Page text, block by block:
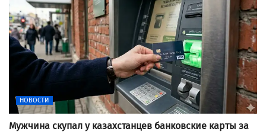
НОВОСТИ
Мужчина скупал у казахстанцев банковские карты за